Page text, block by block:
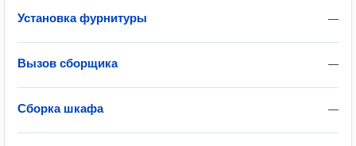
—
Установка фурнитуры
—
Вызов сборщика
—
Сборка шкафа